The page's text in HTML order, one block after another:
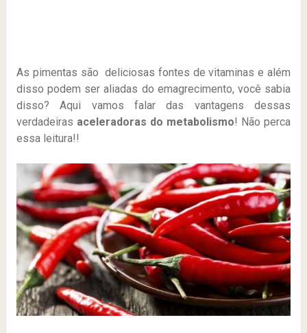
As pimentas são deliciosas fontes de vitaminas e além
disso podem ser aliadas do emagrecimento, você sabia
disso? Aqui vamos falar das vantagens dessas
verdadeiras aceleradoras do metabolismo! Não perca
essa leitura!!